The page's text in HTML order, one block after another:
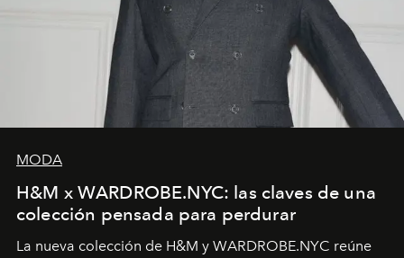
MODA
H&M x WARDROBE.NYC: las claves de una
colección pensada para perdurar
La nueva colección de H&M y WARDROBE.NYC reúne